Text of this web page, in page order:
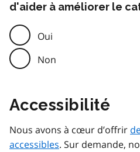
d'aider à améliorer le
Oui
Non
Accessibilité
Nous avons à cœur d’offrir
accessibles. Sur demande,